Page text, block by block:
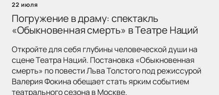
22 июля
Погружение в драму: спектакль
«Обыкновенная смерть» в Театре Наций
Откройте для себя глубины человеческой души на
сцене Театра Наций. Постановка «Обыкновенная
смерть» по повести Льва Толстого под режиссурой
Валерия Фокина обещает стать ярким событием
театрального сезона в Москве.